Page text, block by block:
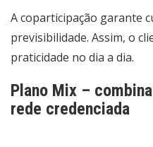
A coparticipação garante
previsibilidade. Assim, o
praticidade no dia a dia.
Plano Mix –
rede credenciada